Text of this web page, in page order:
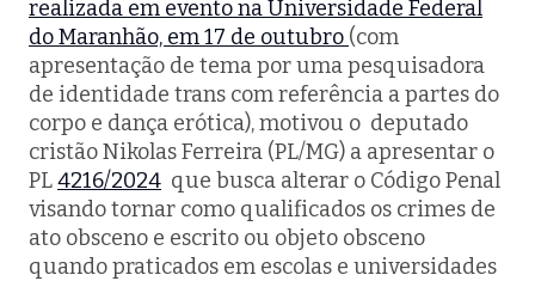
realizada em evento na Universidade Federal
do Maranhão, em 17 de outubro (com
apresentação de tema por uma pesquisadora
de identidade trans com referência a partes do
corpo e dança erótica), motivou o deputado
cristão Nikolas Ferreira (PL/MG) a apresentar o
PL4216/2024 que busca alterar o Código Penal
visando tornar como qualificados os crimes de
ato obsceno e escrito ou objeto obsceno
quando praticados em escolas e universidades